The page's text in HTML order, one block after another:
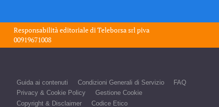
Responsabilità editoriale diTeleborsa srlpiva
00919671008
Guida ai contenuti Condizioni Generali di Servizio
FAQ
Privacy & Cookie Policy
Gestione Cookie
Copyright & Disclaimer
Codice Etico